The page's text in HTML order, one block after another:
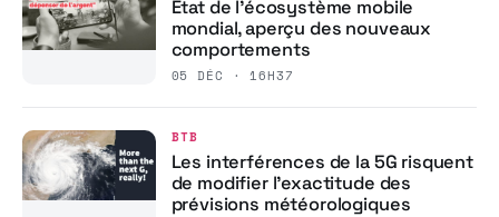
État de l’écosystème mobile
mondial, aperçu des nouveaux
comportements
05 DÉC · 16H37
BTB
Les interférences de la 5G risquent
de modifier l’exactitude des
prévisions météorologiques